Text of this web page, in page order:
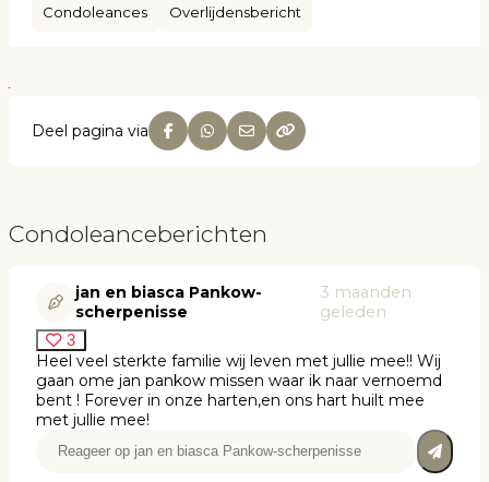
Condoleances Overlijdensbericht
Deel pagina via
Condoleanceberichten
jan en biasca Pankow-
scherpenisse
3 maanden
geleden
3
Heel veel sterkte familie wij leven met jullie mee!! Wij
gaan ome jan pankow missen waar ik naar vernoemd
bent ! Forever in onze harten,en ons hart huilt mee
met jullie mee!